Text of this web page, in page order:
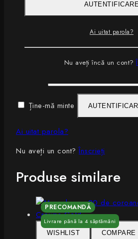
Ține-mă minte
Ai uitat parola?
Nu aveți un cont?Înscrieți
Produse similare
WISHLIST COMPARE
Ai uitat parola?
Nu aveți încă un cont?